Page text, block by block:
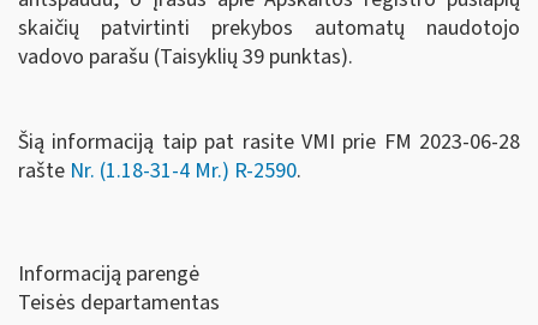
skaičių patvirtinti prekybos automatų naudotojo
vadovo parašu (Taisyklių 39 punktas).
Šią informaciją taip pat rasite VMI prie FM 2023-06-28
rašte Nr. (1.18-31-4 Mr.) R-2590.
Informaciją parengė
Teisės departamentas